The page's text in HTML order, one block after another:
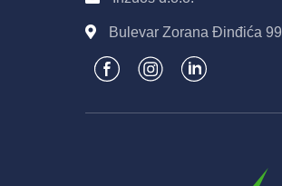
Bulevar Zorana Đinđića 99